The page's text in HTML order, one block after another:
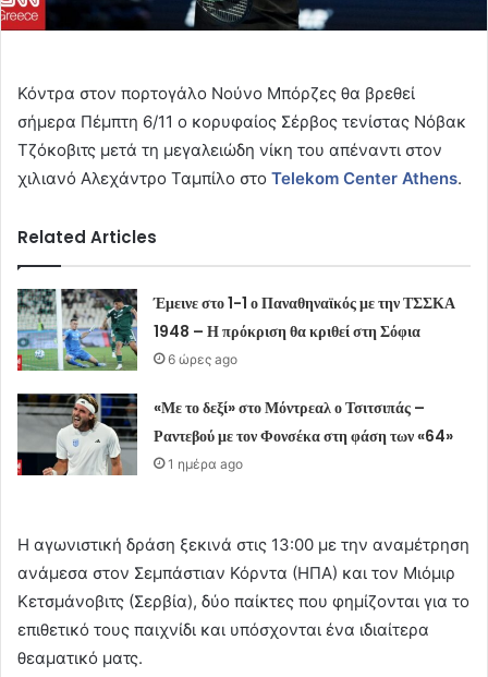
Κόντρα στον πορτογάλο Νούνο Μπόρζες θα βρεθεί
σήμερα Πέμπτη 6/11 ο κορυφαίος Σέρβος τενίστας Νόβακ
Τζόκοβιτς μετά τη μεγαλειώδη νίκη του απέναντι στον
χιλιανό Αλεχάντρο Ταμπίλο στο Telekom Center Athens.
Related Articles
Έμεινε στο 1-1 ο Παναθηναϊκός με την ΤΣΣΚΑ
1948 – Η πρόκριση θα κριθεί στη Σόφια
6 ώρες ago
«Με το δεξί» στο Μόντρεαλ ο Τσιτσιπάς –
Ραντεβού με τον Φονσέκα στη φάση των «64»
1 ημέρα ago
Η αγωνιστική δράση ξεκινά στις 13:00 με την αναμέτρηση
ανάμεσα στον Σεμπάστιαν Κόρντα (ΗΠΑ) και τον Μιόμιρ
Κετσμάνοβιτς (Σερβία), δύο παίκτες που φημίζονται για το
επιθετικό τους παιχνίδι και υπόσχονται ένα ιδιαίτερα
θεαματικό ματς.